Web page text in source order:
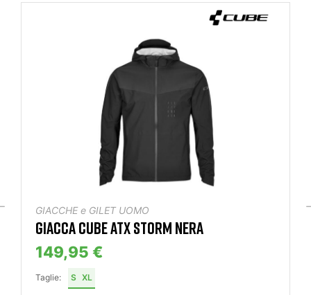
GIACCHE e GILET UOMO
GIACCA CUBE ATX STORM NERA
149,95 €
Taglie: S XL